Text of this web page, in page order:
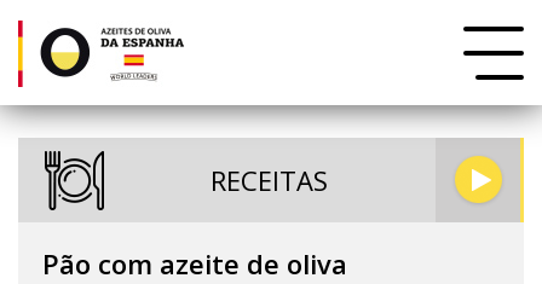
RECEITAS
Pão com azeite de oliva